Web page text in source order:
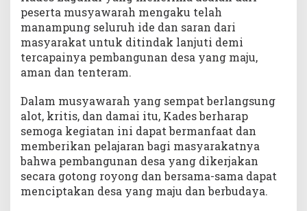
peserta musyawarah mengaku telah
manampung seluruh ide dan saran dari
masyarakat untuk ditindak lanjuti demi
tercapainya pembangunan desa yang maju,
aman dan tenteram.
Dalam musyawarah yang sempat berlangsung
alot, kritis, dan damai itu, Kades berharap
semoga kegiatan ini dapat bermanfaat dan
memberikan pelajaran bagi masyarakatnya
bahwa pembangunan desa yang dikerjakan
secara gotong royong dan bersama-sama dapat
menciptakan desa yang maju dan berbudaya.